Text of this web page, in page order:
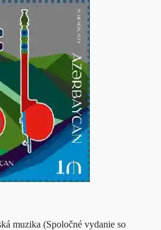
muzika (Spoločné vydanie so